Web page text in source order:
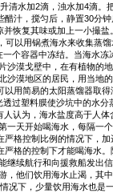
加2滴，浊水加4滴。把
，搅匀后，静置30分钟
恢复其味或加上一小撮盐
用锅煮海水来收集蒸馏
容器中冻结。当海水冻
漠戈壁中，在有植物的
沙漠地区的居民，用当地
用简易的太阳蒸馏器取得
过塑料膜使沙坑中的水分
为，海水盐度高于人体
一天开始喝海水，每隔一
控制比例的情况下，加
格的控制下才能喝海水
续航行和向援救船发出
，他们饮用海水止渴，其
水的情况下，少量饮用海